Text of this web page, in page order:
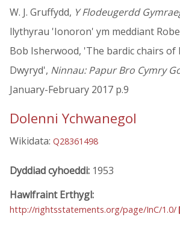
W. J. Gruffydd, Y Flodeugerdd
llythyrau 'Ionoron' ym meddiant
Bob Isherwood, 'The bardic chairs of
Dwyryd', Ninnau: Papur Bro Cymry
January-February 2017 p.9
Dolenni Ychwanegol
Wikidata: Q28361498
Dyddiad cyhoeddi: 1953
Hawlfraint Erthygl:
http://rightsstatements.org/page/InC/1.0/